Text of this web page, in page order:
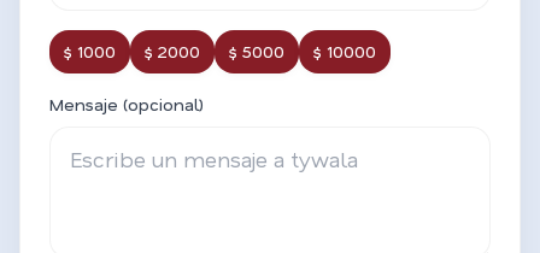
$ 1000 $ 2000 $ 5000 $ 10000
Mensaje (opcional)